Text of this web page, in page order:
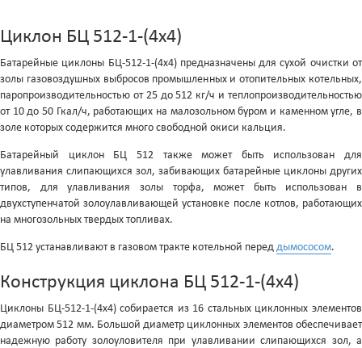
Циклон БЦ 512-1-(4x4)
Батарейные циклоны БЦ-512-1-(4x4) предназначены для сухой очистки от
золы газовоздушных выбросов промышленных и отопительных котельных,
паропроизводительностью от 25 до 512 кг/ч и теплопроизводительностью
от 10 до 50 Гкал/ч, работающих на малозольном буром и каменном угле, в
золе которых содержится много свободной окиси кальция.
Батарейный циклон БЦ 512 также может быть использован для
улавливания слипающихся зол, забивающих батарейные циклоны других
типов, для улавливания золы торфа, может быть использован в
двухступенчатой золоулавливающей установке после котлов, работающих
на многозольных твердых топливах.
БЦ 512 устанавливают в газовом тракте котельной перед дымососом.
Конструкция циклона БЦ 512-1-(4x4)
Циклоны БЦ-512-1-(4x4) собирается из 16 стальных циклонных элементов
диаметром 512 мм. Большой диаметр циклонных элементов обеспечивает
надежную работу золоуловителя при улавливании слипающихся зол, а